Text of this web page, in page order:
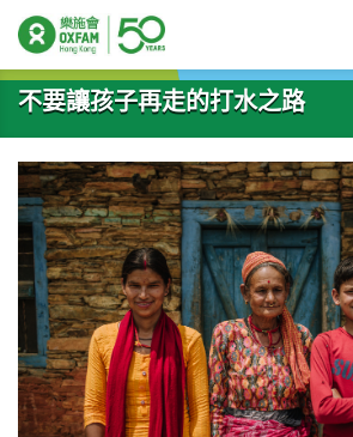
開始主要內容
不要讓孩子再走的打水之路